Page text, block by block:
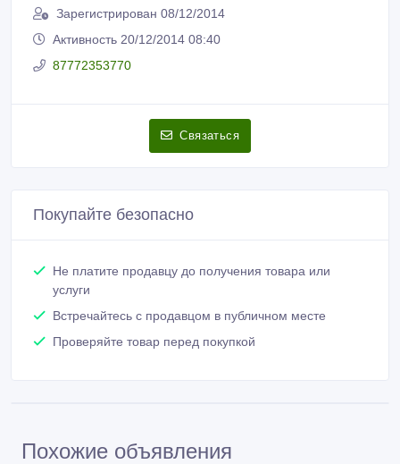
Зарегистрирован 08/12/2014
Активность 20/12/2014 08:40
87772353770
Связаться
Покупайте безопасно
Не платите продавцу до получения товара или
услуги
Встречайтесь с продавцом в публичном месте
Проверяйте товар перед покупкой
Похожие объявления